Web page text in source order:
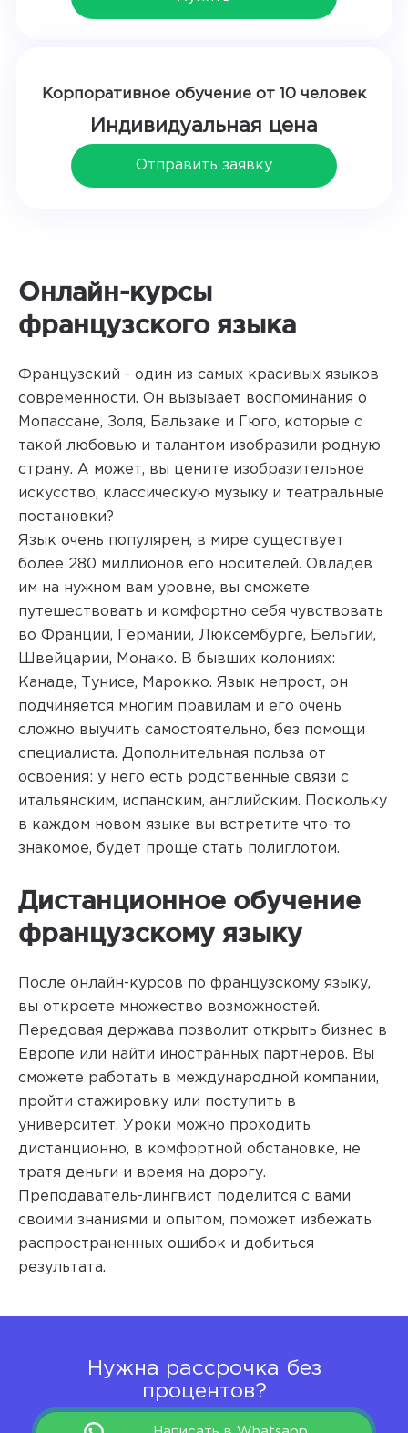
Корпоративное обучение от 10 человек
Индивидуальная цена
Отправить заявку
Онлайн-курсы
французского языка
Французский - один из самых красивых языков
современности. Он вызывает воспоминания о
Мопассане, Золя, Бальзаке и Гюго, которые с
такой любовью и талантом изобразили родную
страну. А может, вы цените изобразительное
искусство, классическую музыку и театральные
постановки?
Язык очень популярен, в мире существует
более 280 миллионов его носителей. Овладев
им на нужном вам уровне, вы сможете
путешествовать и комфортно себя чувствовать
во Франции, Германии, Люксембурге, Бельгии,
Швейцарии, Монако. В бывших колониях:
Канаде, Тунисе, Марокко. Язык непрост, он
подчиняется многим правилам и его очень
сложно выучить самостоятельно, без помощи
специалиста. Дополнительная польза от
освоения: у него есть родственные связи с
итальянским, испанским, английским. Поскольку
в каждом новом языке вы встретите что-то
знакомое, будет проще стать полиглотом.
Дистанционное обучение
французскому языку
После онлайн-курсов по французскому языку,
вы откроете множество возможностей.
Передовая держава позволит открыть бизнес в
Европе или найти иностранных партнеров. Вы
сможете работать в международной компании,
пройти стажировку или поступить в
университет. Уроки можно проходить
дистанционно, в комфортной обстановке, не
тратя деньги и время на дорогу.
Преподаватель-лингвист поделится с вами
своими знаниями и опытом, поможет избежать
распространенных ошибок и добиться
результата.
Нужна рассрочка без
процентов?